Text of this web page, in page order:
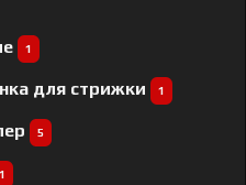
1
для стрижки 1
5
1